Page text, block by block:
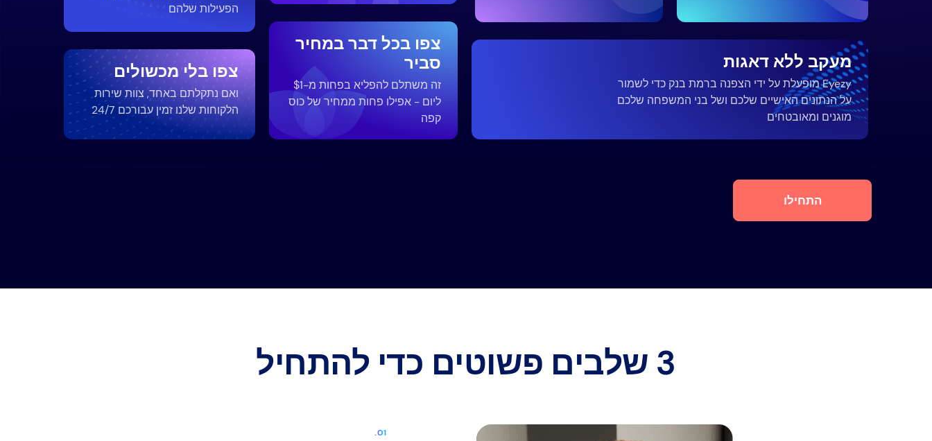
מעקב ללא דאגות
Eyezy מופעלת על ידי הצפנה ברמת בנק כדי לשמור
על הנתונים האישיים שלכם ושל בני המשפחה שלכם
מוגנים ומאובטחים
צפו בכל דבר במחיר
סביר
זה משתלם להפליא בפחות מ-$1
ליום - אפילו פחות ממחיר של כוס
קפה
הפעילות שלהם
צפו בלי מכשולים
ואם נתקלתם באחד, צוות שירות
הלקוחות שלנו זמין עבורכם 24/7
התחילו
3 שלבים פשוטים כדי להתחיל